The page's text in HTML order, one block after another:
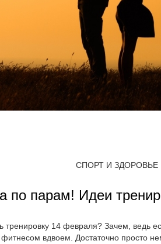
СПОРТ И ЗДОРОВЬЕ
по парам! Идеи
тренировку 14 февраля? Зачем, ведь
фитнесом вдвоем. Достаточно просто